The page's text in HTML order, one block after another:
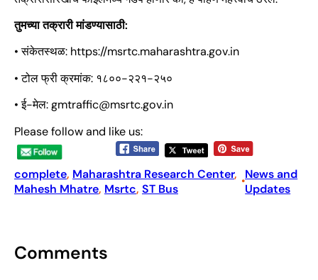
तुमच्या तक्रारी मांडण्यासाठी:
• संकेतस्थळ: https://msrtc.maharashtra.gov.in
• टोल फ्री क्रमांक: १८००-२२१-२५०
• ई-मेल: gmtraffic@msrtc.gov.in
Please follow and like us:
complete, Maharashtra Research Center
Mahesh Mhatre, Msrtc, ST Bus
•News and
Updates
Comments